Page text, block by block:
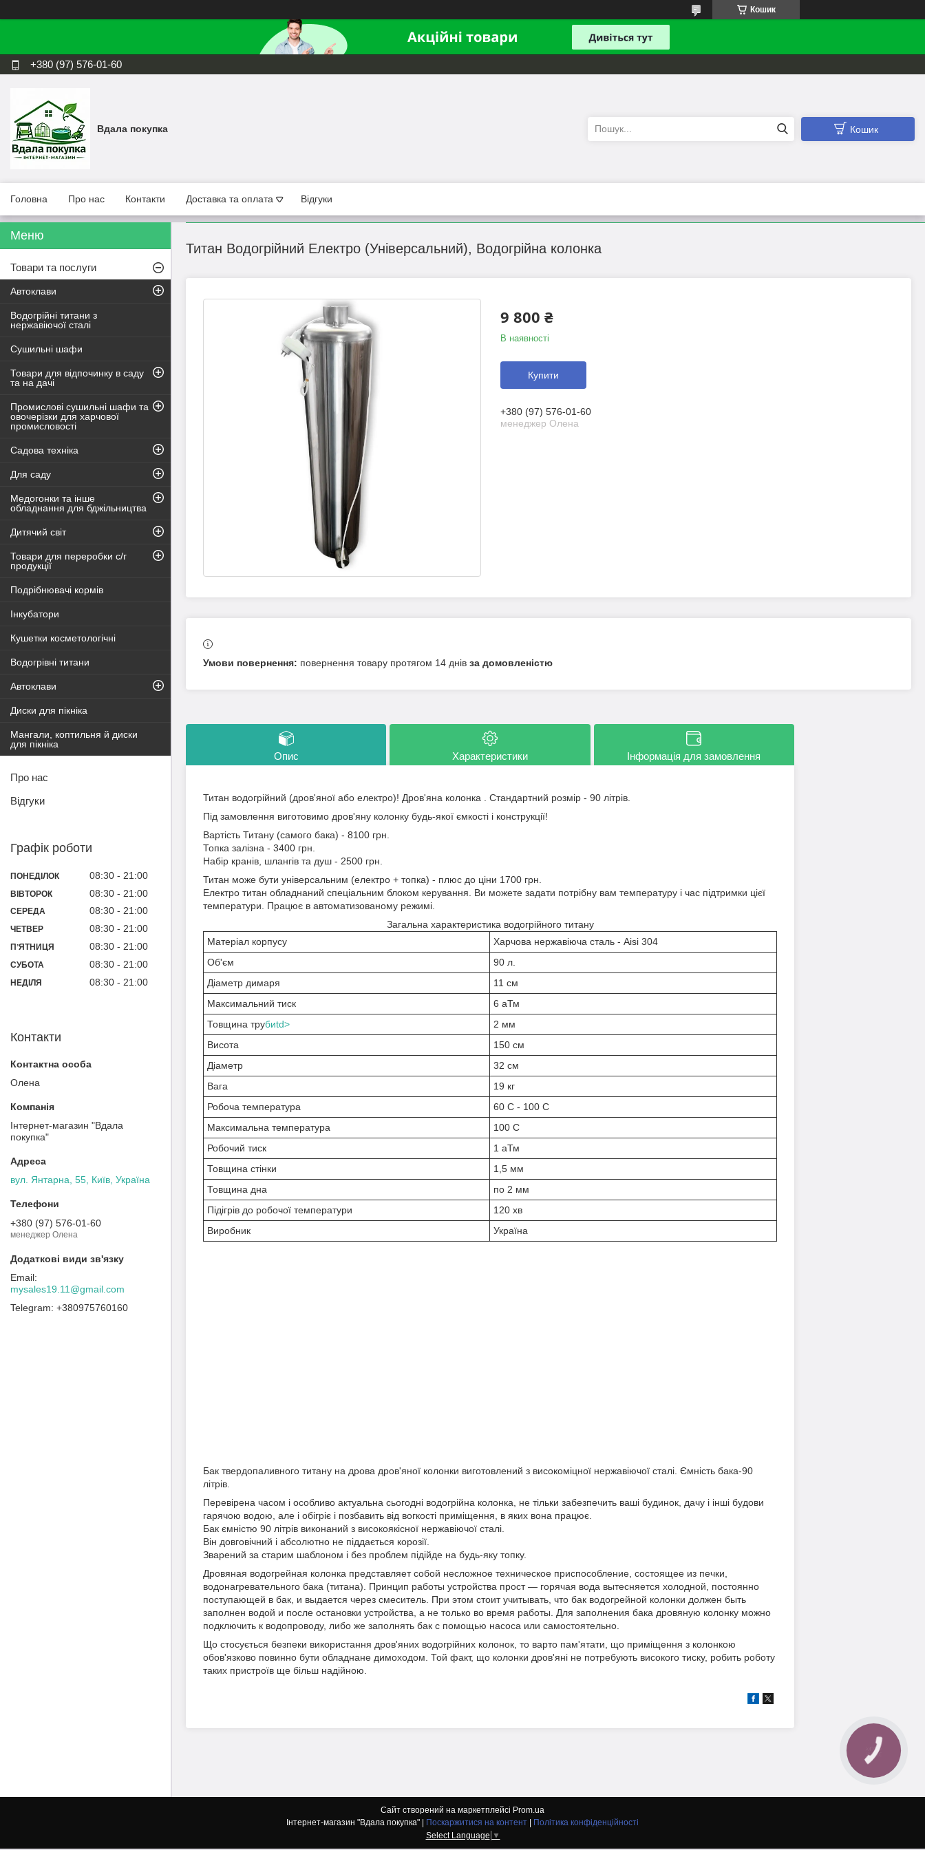
Кошик
+380 (97) 576-01-60
Вдала покупка Кошик
Головна Про нас Контакти Доставка та оплата Відгуки
Титан Водогрійний Електро (Універсальний), Водогрійна колонка
9 800 ₴
В наявності
Купити
+380 (97) 576-01-60
менеджер Олена
повернення товару протягом 14 днів за домовленістю
Опис Характеристики Інформація для замовлення
Титан водогрійний (дров'яної або електро)! Дров'яна колонка . Стандартний розмір - 90 літрів.
Під замовлення виготовимо дров'яну колонку будь-якої ємкості і конструкції!
Вартість Титану (самого бака) - 8100 грн.
Топка залізна - 3400 грн.
Набір кранів, шлангів та душ - 2500 грн.
Титан може бути універсальним (електро + топка) - плюс до ціни 1700 грн.
Електро титан обладнаний спеціальним блоком керування. Ви можете задати потрібну вам температуру і час підтримки цієї
температури. Працює в автоматизованому режимі.
Загальна характеристика водогрійного титану
Матеріал корпусу
Харчова нержавіюча сталь - Aisi 304
Об'єм
90 л.
Діаметр димаря
11 см
Максимальний тиск
6 аТм
Товщина трубиtd>
2 мм
Висота
150 см
Діаметр
32 см
Вага
19 кг
Робоча температура
60 С - 100 С
Максимальна температура
100 С
Робочий тиск
1 аТм
Товщина стінки
1,5 мм
Товщина дна
по 2 мм
Підігрів до робочої температури
120 хв
Виробник
Україна
Бак твердопаливного титану на дрова дров'яної колонки виготовлений з високоміцної нержавіючої сталі. Ємність бака-90
літрів.
Перевірена часом і особливо актуальна сьогодні водогрійна колонка, не тільки забезпечить ваші будинок, дачу і інші будови
гарячою водою, але і обігріє і позбавить від вогкості приміщення, в яких вона працює.
Бак ємністю 90 літрів виконаний з високоякісної нержавіючої сталі.
Він довговічний і абсолютно не піддається корозії.
Зварений за старим шаблоном і без проблем підійде на будь-яку топку.
Дровяная водогрейная колонка представляет собой несложное техническое приспособление, состоящее из печки,
водонагревательного бака (титана). Принцип работы устройства прост — горячая вода вытесняется холодной, постоянно
поступающей в бак, и выдается через смеситель. При этом стоит учитывать, что бак водогрейной колонки должен быть
заполнен водой и после остановки устройства, а не только во время работы. Для заполнения бака дровяную колонку можно
подключить к водопроводу, либо же заполнять бак с помощью насоса или самостоятельно.
Що стосується безпеки використання дров'яних водогрійних колонок, то варто пам'ятати, що приміщення з колонкою
обов'язково повинно бути обладнане димоходом. Той факт, що колонки дров'яні не потребують високого тиску, робить роботу
таких пристроїв ще більш надійною.
Товари та послуги
Автоклави
Водогрійні титани з
нержавіючої сталі
Сушильні шафи
Товари для відпочинку в саду
та на дачі
Промислові сушильні шафи та
овочерізки для харчової
промисловості
Садова техніка
Для саду
Медогонки та інше
обладнання для бджільництва
Дитячий світ
Товари для переробки с/г
продукції
Подрібнювачі кормів
Інкубатори
Кушетки косметологічні
Водогрівні титани
Автоклави
Диски для пікніка
Мангали, коптильня й диски
для пікніка
Про нас
Відгуки
Графік роботи
ПОНЕДІЛОК 08:30 21:00
ВІВТОРОК 08:30 21:00
СЕРЕДА 08:30 21:00
ЧЕТВЕР 08:30 21:00
ПʼЯТНИЦЯ 08:30 21:00
СУБОТА 08:30 21:00
НЕДІЛЯ 08:30 21:00
Контакти
Олена
Інтернет-магазин "Вдала
покупка"
вул. Янтарна, 55, Київ, Україна
+380 (97) 576-01-60
менеджер Олена
mysales19.11@gmail.com
+380975760160
Сайт створений на маркетплейсі Prom.ua
Поскаржитися на контент
Політика конфіденційності
Select Language ▼
КНОПКА
ЗВ'ЯЗКУ